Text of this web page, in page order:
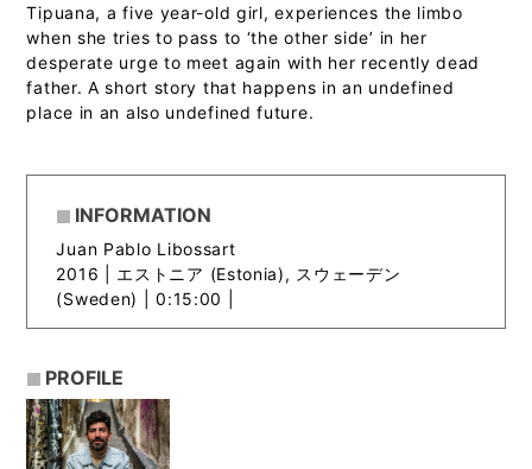
Tipuana, a five year-old girl, experiences the limbo
when she tries to pass to ‘the other side’ in her
desperate urge to meet again with her recently dead
father. A short story that happens in an undefined
place in an also undefined future.
INFORMATION
Juan Pablo Libossart
2016 | エストニア (Estonia), スウェーデン
(Sweden) | 0:15:00 |
PROFILE